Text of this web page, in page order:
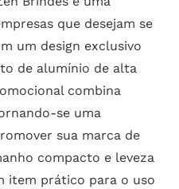
que desejam se
um design exclusivo
de alumínio de alta
combina
se uma
sua marca de
compacto e leveza
item prático para o uso